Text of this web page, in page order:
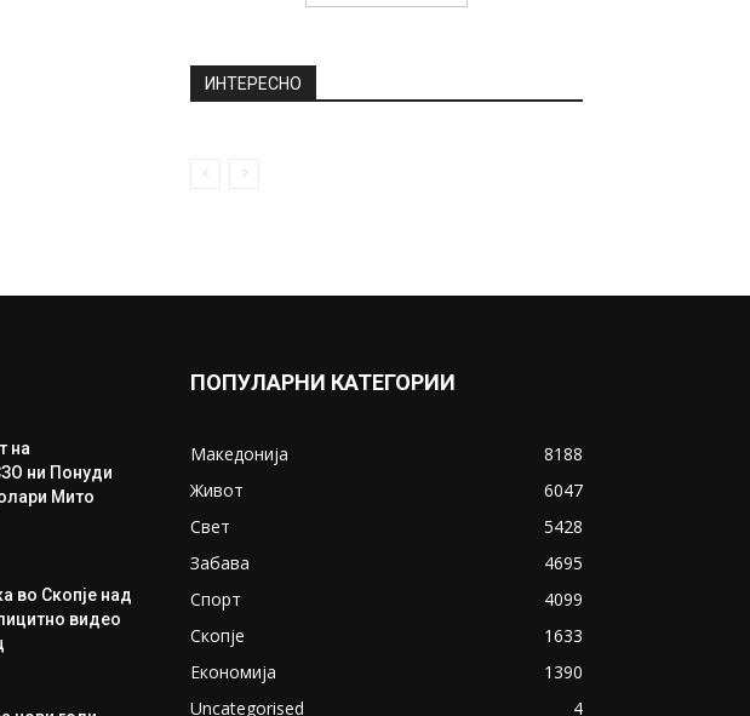
ИНТЕРЕСНО
на
ни Понуди
Мито
во Скопје над
видео
ПОПУЛАРНИ КАТЕГОРИИ
Македонија
8188
Живот
6047
Свет
5428
Забава
4695
Спорт
4099
Скопје
1633
Економија
1390
Uncategorised
4